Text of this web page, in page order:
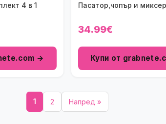
4 в 1
→
Пасатор,чопър и
34.99€
Купи от
1 2 Напред »